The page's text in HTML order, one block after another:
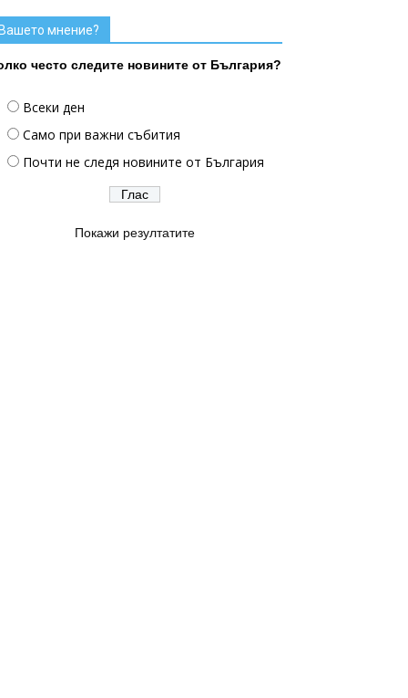
мнение?
често следите новините от България?
Всеки ден
Само при важни събития
Почти не следя новините от България
Покажи резултатите